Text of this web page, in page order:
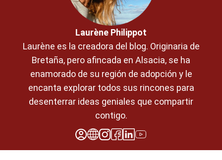
Laurène Philippot
Laurène es la creadora del blog. Originaria de
Bretaña, pero afincada en Alsacia, se ha
enamorado de su región de adopción y le
encanta explorar todos sus rincones para
desenterrar ideas geniales que compartir
contigo.